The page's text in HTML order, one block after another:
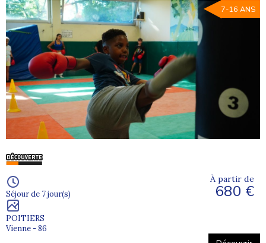
7-16 ANS
Séjour de 7 jour(s)
POITIERS
Vienne - 86
À partir de
680 €